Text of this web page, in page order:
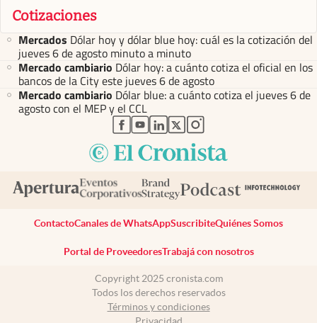
Cotizaciones
Mercados Dólar hoy y dólar blue hoy: cuál es la cotización del
jueves 6 de agosto minuto a minuto
Mercado cambiario Dólar hoy: a cuánto cotiza el oficial en los
bancos de la City este jueves 6 de agosto
Mercado cambiario Dólar blue: a cuánto cotiza el jueves 6 de
agosto con el MEP y el CCL
abre en nueva pestaña
abre en nueva pestaña
abre en nueva pestaña
abre en nueva pestaña
abre en nueva pestaña
ContactoCanales de WhatsAppSuscribiteQuiénes Somos
Portal de ProveedoresTrabajá con nosotros
Copyright 2025 cronista.com
Todos los derechos reservados
Términos y condiciones
Privacidad